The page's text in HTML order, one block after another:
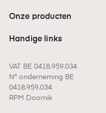
Onze producten
Handige links
VAT BE 0418.959.034
N° onderneming BE
0418.959.034
RPM Doornik